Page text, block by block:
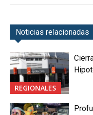
Noticias relacionadas
REGIONALES